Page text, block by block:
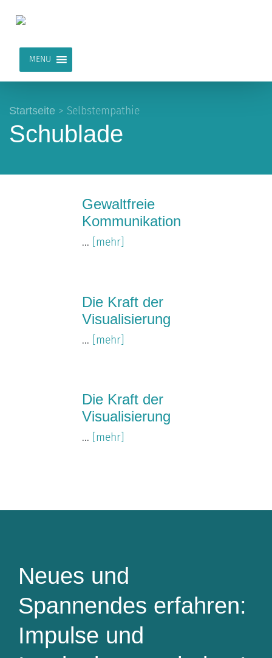
MENU
Startseite > Selbstempathie
Schublade
Gewaltfreie
Kommunikation
... [mehr]
Die Kraft der
Visualisierung
... [mehr]
Die Kraft der
Visualisierung
... [mehr]
Neues und
Spannendes erfahren:
Impulse und